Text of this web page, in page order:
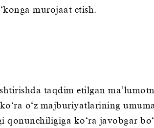
murojaat etish.
taqdim etilgan
o‘z majburiyatlarining
qonunchiligiga ko‘ra javobgar